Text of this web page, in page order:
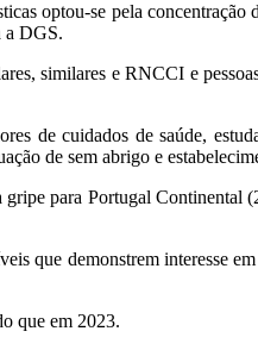
optou-se pela concentração
a DGS.
similares e RNCCI e
de cuidados de saúde,
de sem abrigo e
para Portugal Continental
que demonstrem interesse
que em 2023.